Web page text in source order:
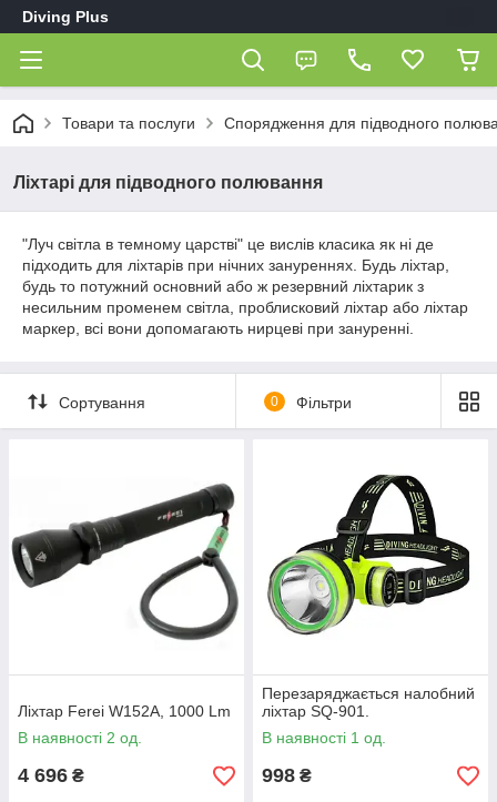
Diving Plus
Товари та послуги Спорядження для підводного
Ліхтарі для підводного полювання
"Луч світла в темному царстві" це вислів класика як ні де
підходить для ліхтарів при нічних зануреннях. Будь ліхтар,
будь то потужний основний або ж резервний ліхтарик з
несильним променем світла, проблисковий ліхтар або ліхтар
маркер, всі вони допомагають нирцеві при зануренні.
Сортування 0 Фільтри
Ліхтар Ferei W152A, 1000 Lm
В наявності 2 од.
4 696 ₴
Перезаряджається налобний
ліхтар SQ-901.
В наявності 1 од.
998 ₴